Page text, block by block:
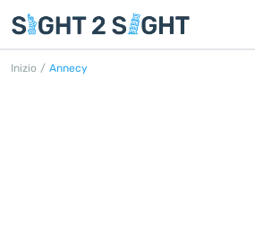
Inizio / Annecy